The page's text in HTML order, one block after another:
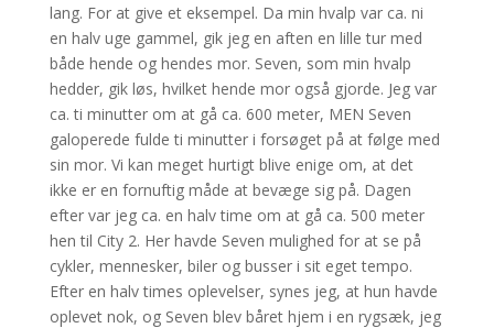
lang. For at give et eksempel. Da min hvalp var ca. ni
en halv uge gammel, gik jeg en aften en lille tur med
både hende og hendes mor. Seven, som min hvalp
hedder, gik løs, hvilket hende mor også gjorde. Jeg var
ca. ti minutter om at gå ca. 600 meter, MEN Seven
galoperede fulde ti minutter i forsøget på at følge med
sin mor. Vi kan meget hurtigt blive enige om, at det
ikke er en fornuftig måde at bevæge sig på. Dagen
efter var jeg ca. en halv time om at gå ca. 500 meter
hen til City 2. Her havde Seven mulighed for at se på
cykler, mennesker, biler og busser i sit eget tempo.
Efter en halv times oplevelser, synes jeg, at hun havde
oplevet nok, og Seven blev båret hjem i en rygsæk, jeg